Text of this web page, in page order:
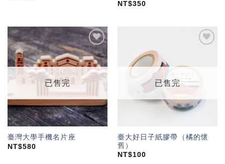
NT$350
加入
「願
望輕
單」
已售完
臺灣大學手機名片座
NT$580
已售完
臺大好日子紙膠帶（橘的懷
舊）
NT$100